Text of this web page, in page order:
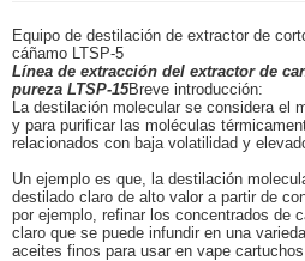
Equipo de destilación de extractor de
cáñamo LTSP-5
Línea de extracción del extractor de
pureza LTSP-15Breve introducción:
La destilación molecular se considera el
y para purificar las moléculas
relacionados con baja volatilidad y
Un ejemplo es que, la destilación
destilado claro de alto valor a partir de
por ejemplo, refinar los concentrados de
claro que se puede infundir en una
aceites finos para usar en vape